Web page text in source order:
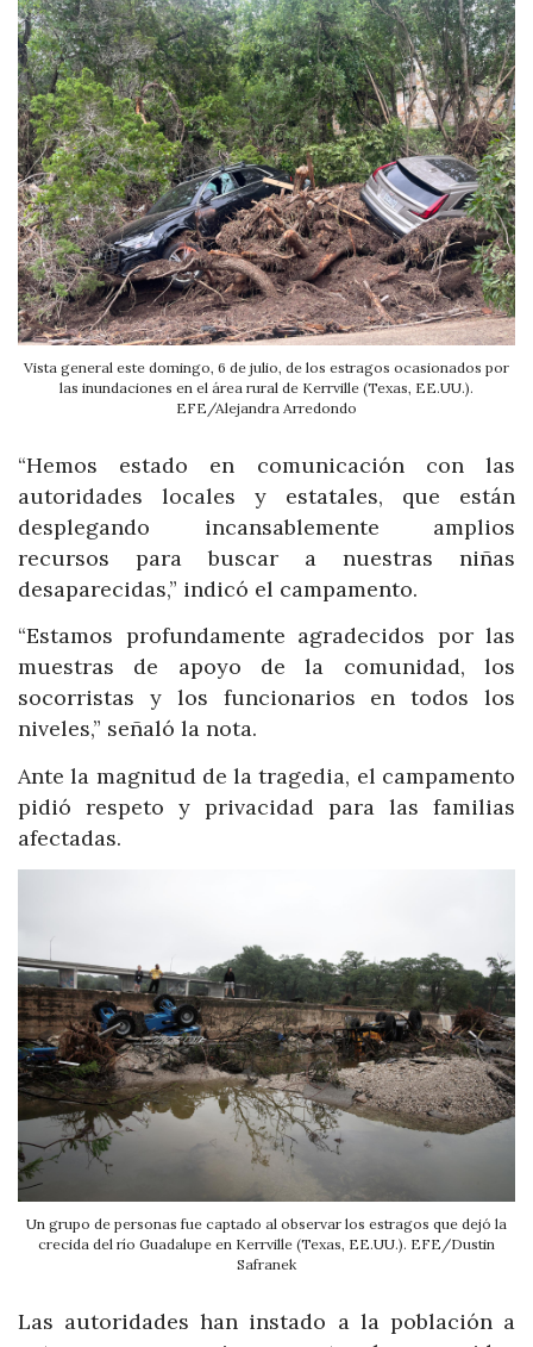
Vista general este domingo, 6 de julio, de los estragos ocasionados por
las inundaciones en el área rural de Kerrville (Texas, EE.UU.).
EFE/Alejandra Arredondo
“Hemos estado en comunicación con las
autoridades locales y estatales, que están
desplegando incansablemente amplios
recursos para buscar a nuestras niñas
desaparecidas,” indicó el campamento.
“Estamos profundamente agradecidos por las
muestras de apoyo de la comunidad, los
socorristas y los funcionarios en todos los
niveles,” señaló la nota.
Ante la magnitud de la tragedia, el campamento
pidió respeto y privacidad para las familias
afectadas.
Un grupo de personas fue captado al observar los estragos que dejó la
crecida del río Guadalupe en Kerrville (Texas, EE.UU.). EFE/Dustin
Safranek
Las autoridades han instado a la población a